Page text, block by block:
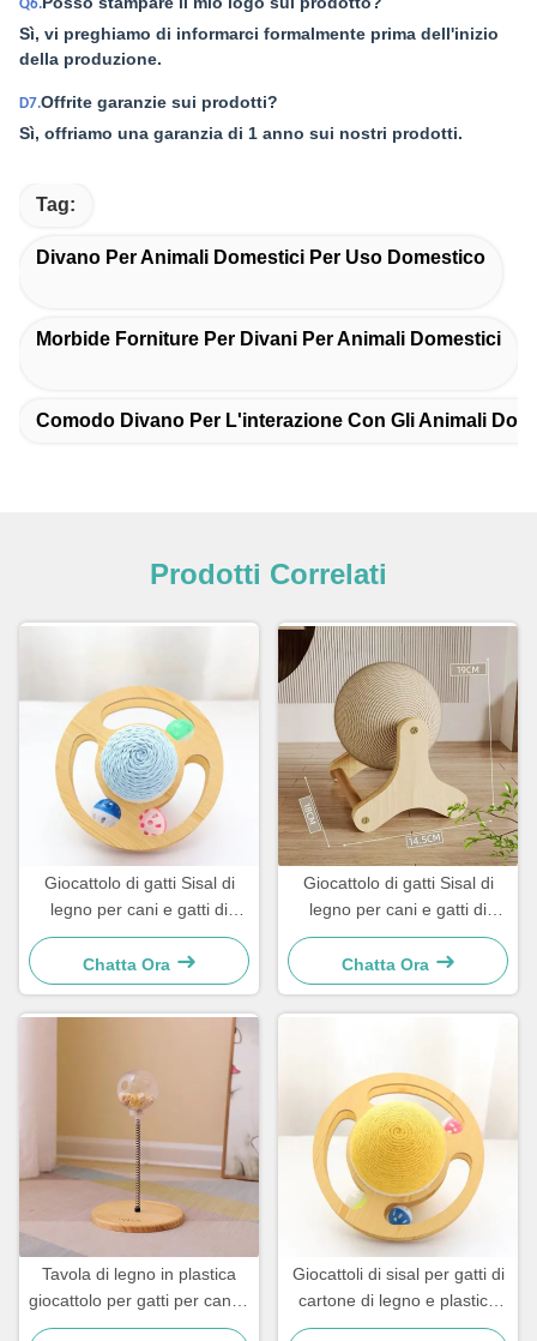
Q6.
Sì, vi preghiamo di informarci formalmente prima dell'inizio
della produzione.
D7.Offrite garanzie sui prodotti?
Sì, offriamo una garanzia di 1 anno sui nostri prodotti.
Tag:
Divano Per Animali Domestici Per Uso Domestico
Morbide Forniture Per Divani Per Animali Domestici
Comodo Divano Per L'interazione Con Gli Animali
Prodotti Correlati
Giocattolo di gatti Sisal di
legno per cani e gatti di
piccola taglia
Chatta Ora
Giocattolo di gatti Sisal di
legno per cani e gatti di
piccola taglia
Chatta Ora
Tavola di legno in plastica
giocattolo per gatti per cani e
gatti di piccola taglia
Giocattoli di sisal per gatti di
cartone di legno e plastica
Per cani e gatti piccoli